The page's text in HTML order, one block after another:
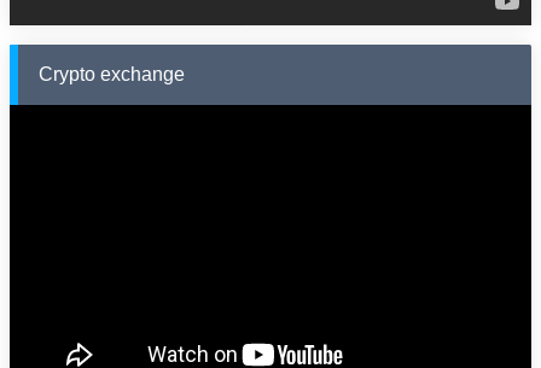
Crypto exchange